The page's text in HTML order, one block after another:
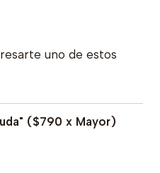
uno de estos
($790 x Mayor)